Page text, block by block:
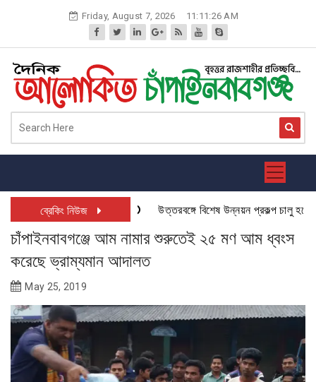
Friday, August 7, 2026 11:11:27 AM
ব্রেকিং নিউজ উত্তরবঙ্গে বিশেষ উন্নয়ন প্রকল্প চালু হতে
চাঁপাইনবাবগঞ্জে আম নামার শুরুতেই ২৫ মণ আম ধ্বংস
করেছে ভ্রাম্যমান আদালত
May 25, 2019